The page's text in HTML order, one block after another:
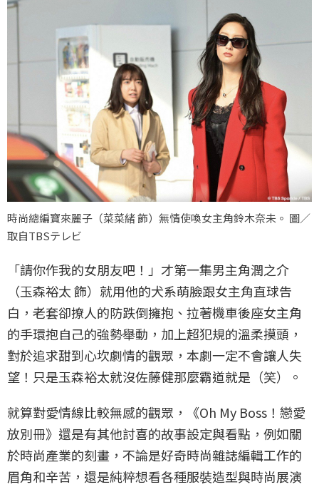
時尚總編寶來麗子（菜菜緒 飾）無情使喚女主角鈴木奈未。 圖／
取自TBSテレビ
「請你作我的女朋友吧！」才第一集男主角潤之介
（玉森裕太 飾）就用他的犬系萌臉跟女主角直球告
白，老套卻撩人的防跌倒擁抱、拉著機車後座女主角
的手環抱自己的強勢舉動，加上超犯規的溫柔摸頭，
對於追求甜到心坎劇情的觀眾，本劇一定不會讓人失
望！只是玉森裕太就沒佐藤健那麼霸道就是（笑）。
就算對愛情線比較無感的觀眾，《Oh My Boss！戀愛
放別冊》還是有其他討喜的故事設定與看點，例如關
於時尚產業的刻畫，不論是好奇時尚雜誌編輯工作的
眉角和辛苦，還是純粹想看各種服裝造型與時尚展演